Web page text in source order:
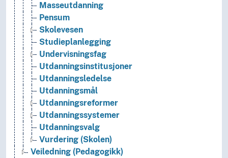
Masseutdanning
Pensum
Skolevesen
Studieplanlegging
Undervisningsfag
Utdanningsinstitusjoner
Utdanningsledelse
Utdanningsmål
Utdanningsreformer
Utdanningssystemer
Utdanningsvalg
Vurdering (Skolen)
Veiledning (Pedagogikk)